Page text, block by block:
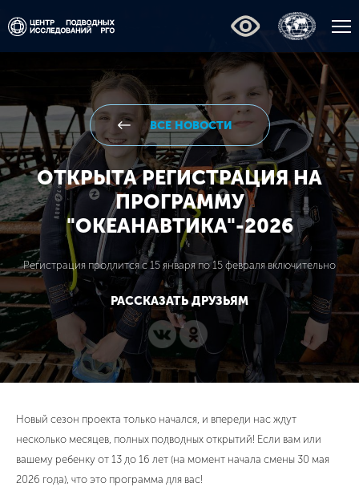
ВСЕ НОВОСТИ
ОТКРЫТА РЕГИСТРАЦИЯ НА
ПРОГРАММУ
"ОКЕАНАВТИКА"-2026
Регистрация продлится с 15 января по 15 февраля включительно
РАССКАЗАТЬ ДРУЗЬЯМ
Новый сезон проекта только начался, и впереди нас ждут
несколько месяцев, полных подводных открытий! Если вам или
вашему ребенку от 13 до 16 лет (на момент начала смены 30 мая
2026 года), что это программа для вас!